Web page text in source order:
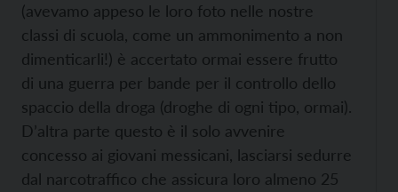
(avevamo appeso le loro foto nelle nostre
classi di scuola, come un ammonimento a non
dimenticarli!) è accertato ormai essere frutto
di una guerra per bande per il controllo dello
spaccio della droga (droghe di ogni tipo, ormai).
D’altra parte questo è il solo avvenire
concesso ai giovani messicani, lasciarsi sedurre
dal narcotraffico che assicura loro almeno 25